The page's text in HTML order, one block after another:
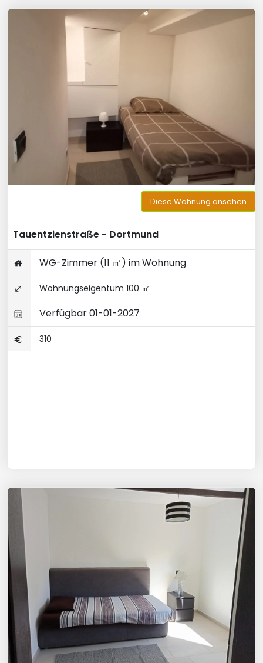
Diese Wohnung ansehen
Tauentzienstraße - Dortmund
WG-Zimmer (11 ㎡) im Wohnung
Wohnungseigentum 100 ㎡
Verfügbar 01-01-2027
310